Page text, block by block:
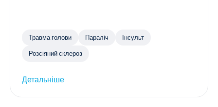
Травма голови Параліч Інсульт
Розсіяний склероз
Детальніше